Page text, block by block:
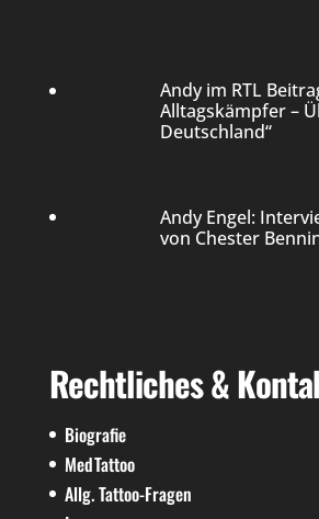
Andy im RTL
Alltagskämpfer –
Deutschland“
Andy Engel:
von Chester
Rechtliches &
Biografie
MedTattoo
Allg. Tattoo-Fragen